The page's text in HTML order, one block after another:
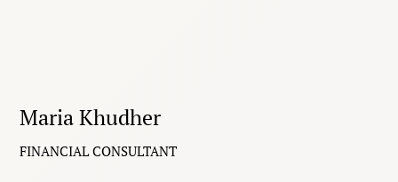
Maria Khudher
FINANCIAL CONSULTANT